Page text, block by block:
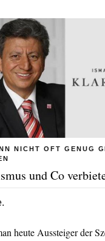
NICHT OFT GENUG
und Co
heute Aussteiger der